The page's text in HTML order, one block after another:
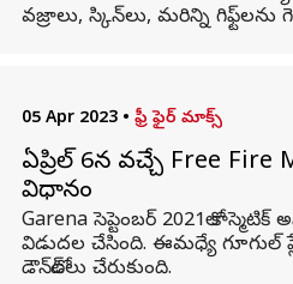
వజ్రాలు, స్కిన్‌లు, మరిన్ని
05 Apr 2023 • ఫ్రీ ఫైర్ మాక్స్
ఏప్రిల్ 6న వచ్చే Free Fire
విధానం
Garena సెప్టెంబర్ 2021లో
విడుదల చేసింది. ఈమధ్యే గూగుల్
డౌన్‌లోడ్‌లు చేరుకుంది.